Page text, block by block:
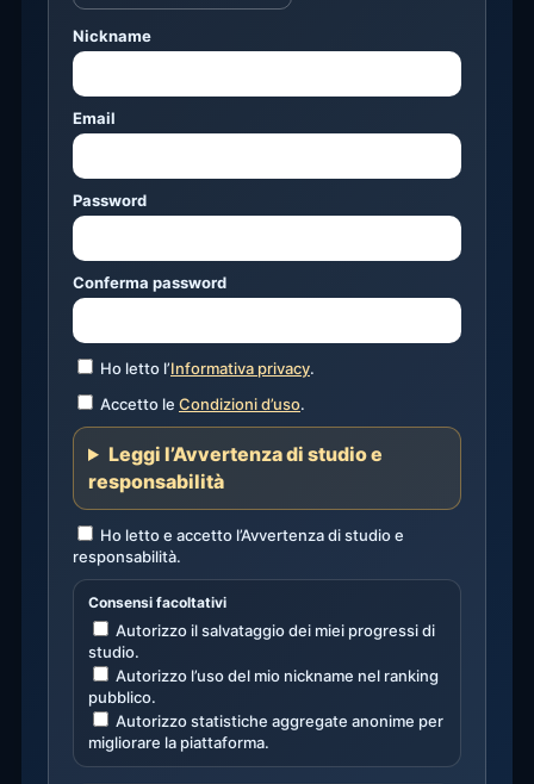
Nickname
Email
Password
Conferma password
Ho letto l’Informativa privacy.
Accetto le Condizioni d’uso.
Leggi l’Avvertenza di studio e
responsabilità
Ho letto e accetto l’Avvertenza di studio e
responsabilità.
Consensi facoltativi
Autorizzo il salvataggio dei miei progressi di
studio.
Autorizzo l’uso del mio nickname nel ranking
pubblico.
Autorizzo statistiche aggregate anonime per
migliorare la piattaforma.